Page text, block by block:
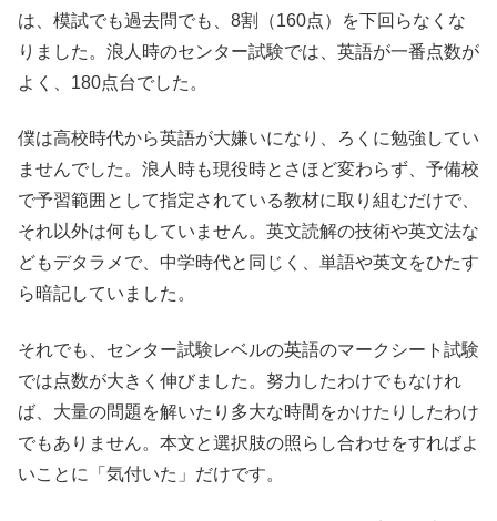
は、模試でも過去問でも、8割（160点）を下回らなくな
りました。浪人時のセンター試験では、英語が一番点数が
よく、180点台でした。
僕は高校時代から英語が大嫌いになり、ろくに勉強してい
ませんでした。浪人時も現役時とさほど変わらず、予備校
で予習範囲として指定されている教材に取り組むだけで、
それ以外は何もしていません。英文読解の技術や英文法な
どもデタラメで、中学時代と同じく、単語や英文をひたす
ら暗記していました。
それでも、センター試験レベルの英語のマークシート試験
では点数が大きく伸びました。努力したわけでもなけれ
ば、大量の問題を解いたり多大な時間をかけたりしたわけ
でもありません。本文と選択肢の照らし合わせをすればよ
いことに「気付いた」だけです。